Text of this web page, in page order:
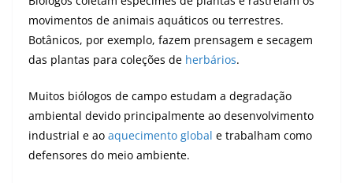
movimentos de animais aquáticos ou terrestres.
Botânicos, por exemplo, fazem prensagem e secagem
das plantas para coleções de herbários.
Muitos biólogos de campo estudam a degradação
ambiental devido principalmente ao desenvolvimento
industrial e ao aquecimento global e trabalham como
defensores do meio ambiente.